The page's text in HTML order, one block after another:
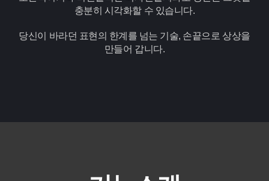
충분히 시각화할 수 있습니다.
당신이 바라던 표현의 한계를 넘는 기술, 손끝으로 상상을
만들어 갑니다.